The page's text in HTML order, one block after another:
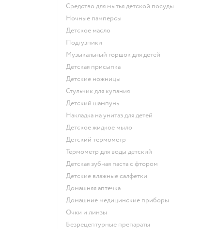
средство для мытья детской посуды
ночные памперсы
детское масло
подгузники
музыкальный горшок для детей
детская присыпка
детские ножницы
стульчик для купания
детский шампунь
накладка на унитаз для детей
детское жидкое мыло
детский термометр
термометр для воды детский
детская зубная паста с фтором
детские влажные салфетки
домашняя аптечка
домашние медицинские приборы
очки и линзы
безрецептурные препараты